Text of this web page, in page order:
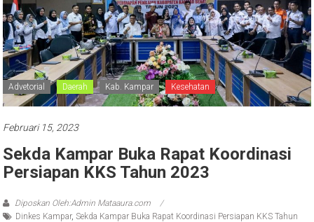
Advetorial Daerah Kab. Kampar Kesehatan
Februari 15, 2023
Sekda Kampar Buka Rapat Koordinasi
Persiapan KKS Tahun 2023
Diposkan Oleh:Admin Mataaura.com
Dinkes Kampar,Sekda Kampar Buka Rapat Koordinasi Persiapan KKS Tahun